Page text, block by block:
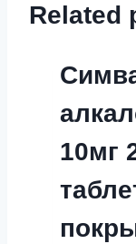
Related
10мг